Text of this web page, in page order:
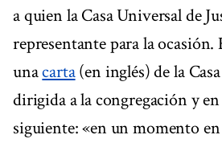
a quien la Casa Universal de
representante para la ocasión.
unacarta(en inglés) de la
dirigida a la congregación y
siguiente: «en un momento